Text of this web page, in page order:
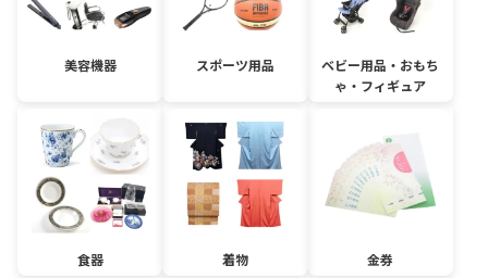
美容機器 スポーツ用品
ベビー用品・おもち
ゃ・フィギュア
食器 着物 金券